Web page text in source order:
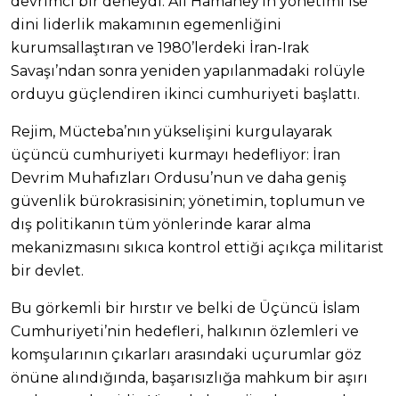
dini liderlik makamının egemenliğini
kurumsallaştıran ve 1980’lerdeki İran-Irak
Savaşı’ndan sonra yeniden yapılanmadaki rolüyle
orduyu güçlendiren ikinci cumhuriyeti başlattı.
Rejim, Mücteba’nın yükselişini kurgulayarak
üçüncü cumhuriyeti kurmayı hedefliyor: İran
Devrim Muhafızları Ordusu’nun ve daha geniş
güvenlik bürokrasisinin; yönetimin, toplumun ve
dış politikanın tüm yönlerinde karar alma
mekanizmasını sıkıca kontrol ettiği açıkça militarist
bir devlet.
Bu görkemli bir hırstır ve belki de Üçüncü İslam
Cumhuriyeti’nin hedefleri, halkının özlemleri ve
komşularının çıkarları arasındaki uçurumlar göz
önüne alındığında, başarısızlığa mahkum bir aşırı